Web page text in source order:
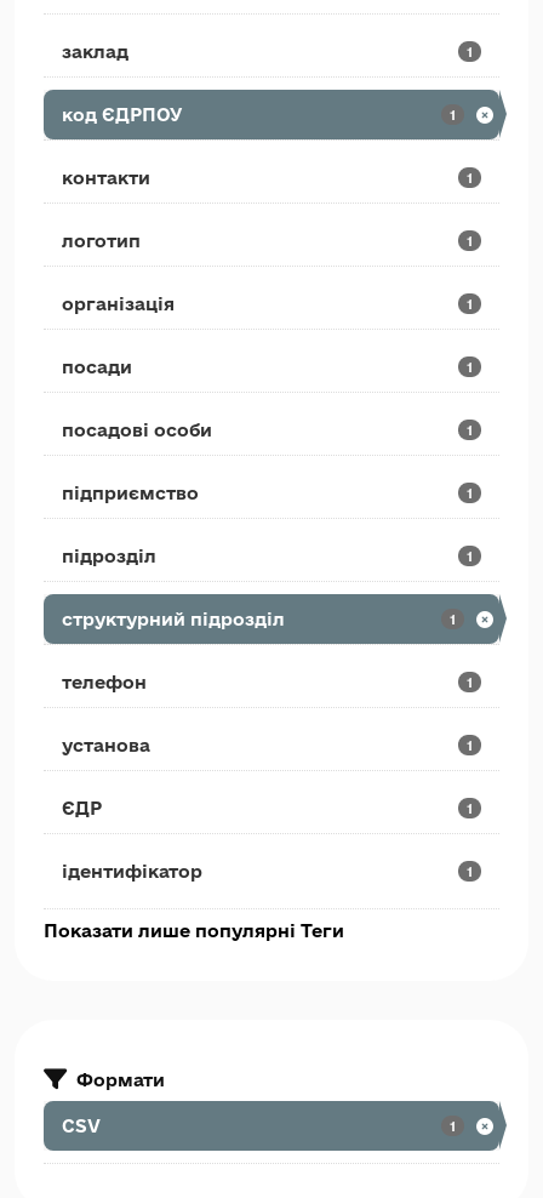
заклад 1
код ЄДРПОУ 1
контакти 1
логотип 1
організація 1
посади 1
посадові особи 1
підприємство 1
підрозділ 1
структурний підрозділ 1
телефон 1
установа 1
ЄДР 1
ідентифікатор 1
Показати лише популярні Теги
Формати
CSV 1